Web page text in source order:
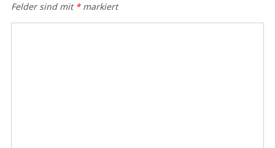
Felder sind mit *markiert